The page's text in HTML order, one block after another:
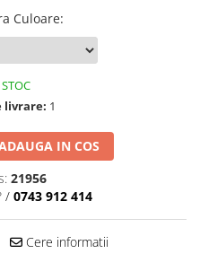
Culoare:
livrare: 1
IN COS
21956
/ 0743 912 414
Cere informatii